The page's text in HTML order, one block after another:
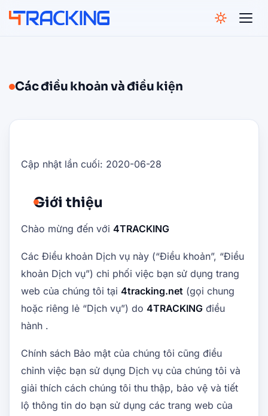
Các điều khoản và điều kiện
Cập nhật lần cuối: 2020-06-28
Giới thiệu
Chào mừng đến với 4TRACKING
Các Điều khoản Dịch vụ này (“Điều khoản”, “Điều
khoản Dịch vụ”) chi phối việc bạn sử dụng trang
web của chúng tôi tại 4tracking.net (gọi chung
hoặc riêng lẻ “Dịch vụ”) do 4TRACKING điều
hành .
Chính sách Bảo mật của chúng tôi cũng điều
chỉnh việc bạn sử dụng Dịch vụ của chúng tôi và
giải thích cách chúng tôi thu thập, bảo vệ và tiết
lộ thông tin do bạn sử dụng các trang web của